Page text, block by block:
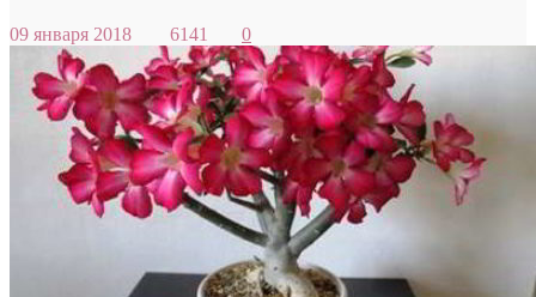
09 января 2018 6141 0